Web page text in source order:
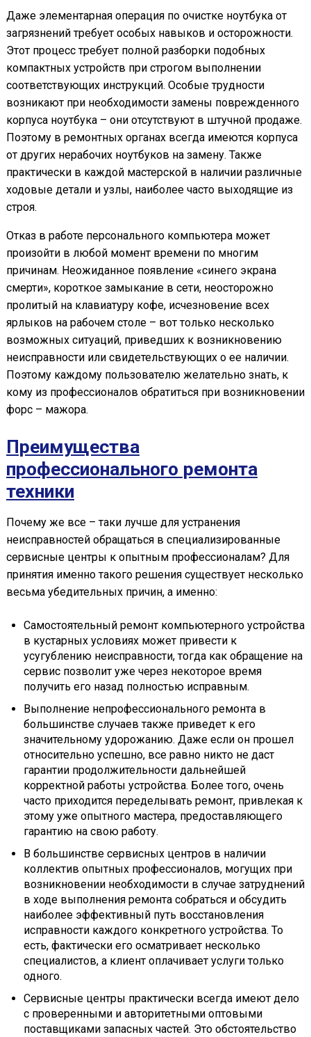
Даже элементарная операция по очистке ноутбука от
загрязнений требует особых навыков и осторожности.
Этот процесс требует полной разборки подобных
компактных устройств при строгом выполнении
соответствующих инструкций. Особые трудности
возникают при необходимости замены поврежденного
корпуса ноутбука – они отсутствуют в штучной продаже.
Поэтому в ремонтных органах всегда имеются корпуса
от других нерабочих ноутбуков на замену. Также
практически в каждой мастерской в наличии различные
ходовые детали и узлы, наиболее часто выходящие из
строя.
Отказ в работе персонального компьютера может
произойти в любой момент времени по многим
причинам. Неожиданное появление «синего экрана
смерти», короткое замыкание в сети, неосторожно
пролитый на клавиатуру кофе, исчезновение всех
ярлыков на рабочем столе – вот только несколько
возможных ситуаций, приведших к возникновению
неисправности или свидетельствующих о ее наличии.
Поэтому каждому пользователю желательно знать, к
кому из профессионалов обратиться при возникновении
форс – мажора.
Преимущества
профессионального ремонта
техники
Почему же все – таки лучше для устранения
неисправностей обращаться в специализированные
сервисные центры к опытным профессионалам? Для
принятия именно такого решения существует несколько
весьма убедительных причин, а именно:
Самостоятельный ремонт компьютерного устройства
в кустарных условиях может привести к
усугублению неисправности, тогда как обращение на
сервис позволит уже через некоторое время
получить его назад полностью исправным.
Выполнение непрофессионального ремонта в
большинстве случаев также приведет к его
значительному удорожанию. Даже если он прошел
относительно успешно, все равно никто не даст
гарантии продолжительности дальнейшей
корректной работы устройства. Более того, очень
часто приходится переделывать ремонт, привлекая к
этому уже опытного мастера, предоставляющего
гарантию на свою работу.
В большинстве сервисных центров в наличии
коллектив опытных профессионалов, могущих при
возникновении необходимости в случае затруднений
в ходе выполнения ремонта собраться и обсудить
наиболее эффективный путь восстановления
исправности каждого конкретного устройства. То
есть, фактически его осматривает несколько
специалистов, а клиент оплачивает услуги только
одного.
Сервисные центры практически всегда имеют дело
с проверенными и авторитетными оптовыми
поставщиками запасных частей. Это обстоятельство